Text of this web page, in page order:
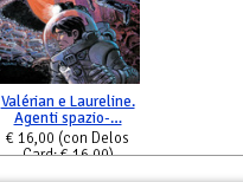
Valérian e Laureline.
Agenti spazio-…
€ 16,00 (con Delos
Card: € 16,00)